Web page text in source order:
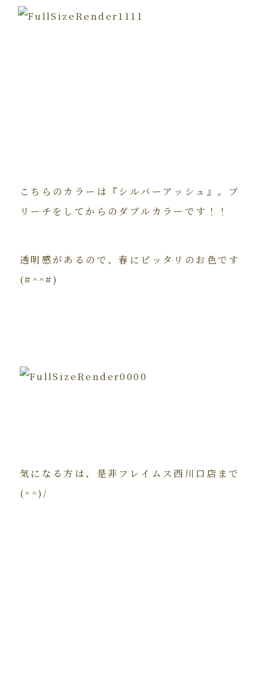
こちらのカラーは『シルバーアッシュ』。ブ
リーチをしてからのダブルカラーです！！
透明感があるので、春にピッタリのお色です
(#^^#)
気になる方は、是非フレイムス西川口店まで
(^^)/